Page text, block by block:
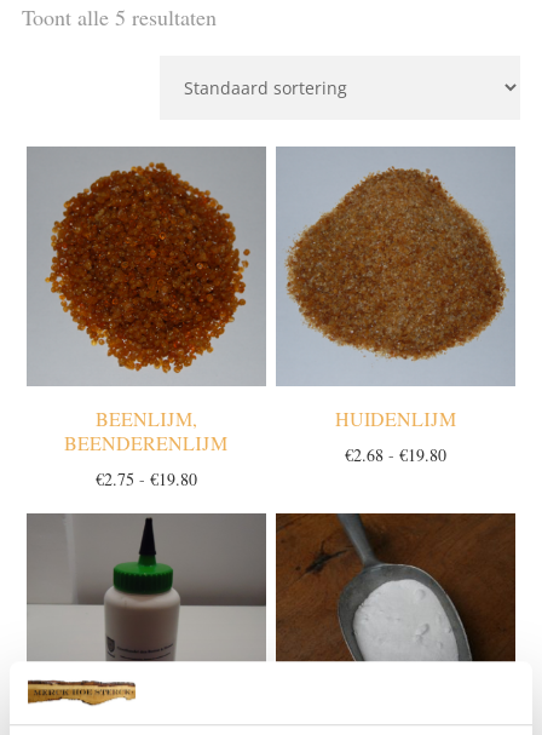
Toont alle 5 resultaten
BEENLIJM,
BEENDERENLIJM
€2.75 - €19.80Prijsklasse:
HUIDENLIJM
€2.68 - €19.80Prijsklasse:
tot